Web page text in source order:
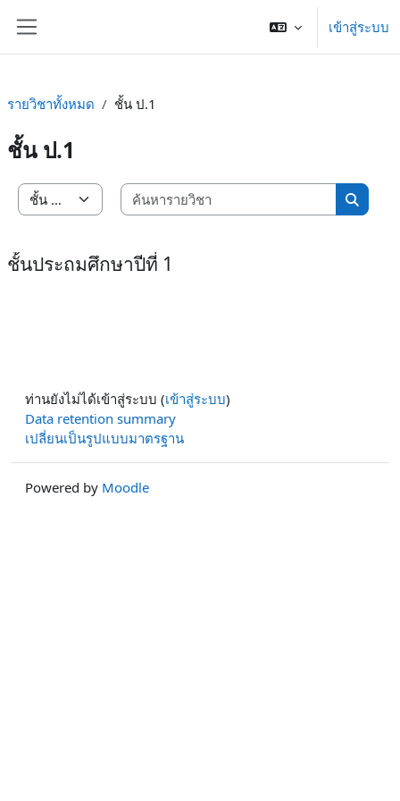
เข้าสู่ระบบ
รายวิชาทั้งหมด ชั้น ป.1
ชั้น ป.1
ประเภทของรายวิชา
ค้นหาราย
ค้นหาร
ชั้นประถมศึกษาปีที่ 1
ท่านยังไม่ได้เข้าสู่ระบบ (เข้าสู่ระบบ)
Data retention summary
เปลี่ยนเป็นรูปแบบมาตรฐาน
Powered by Moodle